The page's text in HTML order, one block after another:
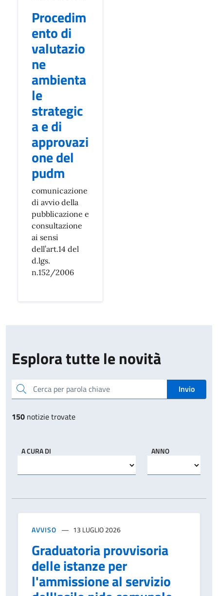
Procedim
ento di
valutazio
ne
ambienta
le
strategic
a e di
approvazi
one del
pudm
comunicazione
di avvio della
pubblicazione e
consultazione
ai sensi
dell’art.14 del
d.lgs.
n.152/2006
Esplora tutte le novità
Cerca per parola chiave Invio
150 notizie trovate
A CURA DI ANNO
AVVISO 13 LUGLIO 2026
Graduatoria provvisoria
delle istanze per
l'ammissione al servizio